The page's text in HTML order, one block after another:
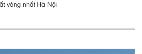
vàng nhất Hà Nội